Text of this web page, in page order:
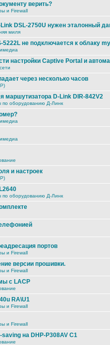
верить?
и Firewall
DSL-2750U нужен эталонный
миля
5222L не подключается к облаку
настройки Captive Portal и
через несколько часов
маршутизатора D-Link DIR-842V2
по оборудованию Д-Линк
и настроек
по оборудованию Д-Линк
портов
и Firewall
версии прошивки.
и Firewall
с LACP
RA\U1
и Firewall
и Firewall
на DHP-P308AV C1